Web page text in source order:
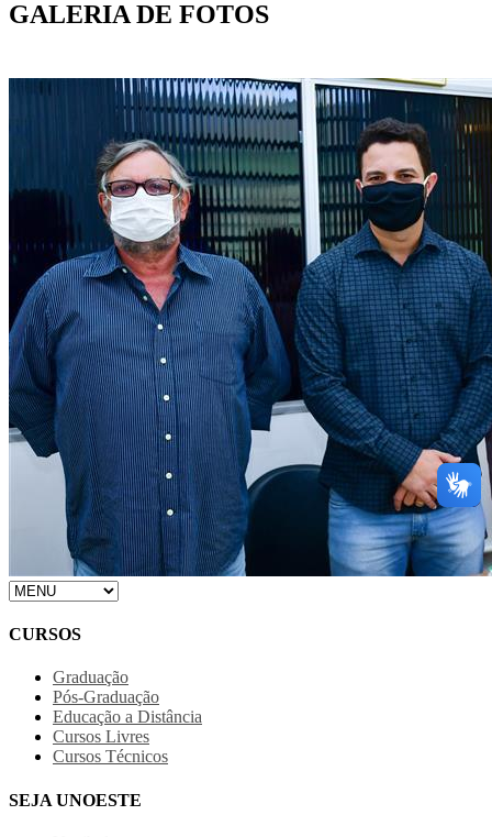
GALERIA DE FOTOS
CURSOS
Graduação
Pós-Graduação
Educação a Distância
Cursos Livres
Cursos Técnicos
SEJA UNOESTE